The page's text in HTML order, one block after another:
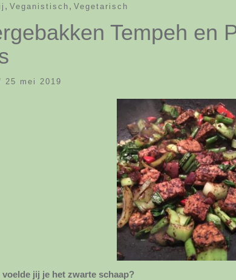
, Veganistisch , Vegetarisch
Tempeh en
25 mei 2019
voelde jij je het zwarte schaap?